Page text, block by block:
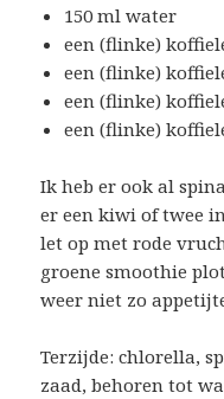
150 ml water
een (flinke)
een (flinke)
een (flinke)
een (flinke)
Ik heb er ook al
er een kiwi of twee
let op met rode
groene smoothie
weer niet zo
Terzijde: chlorella,
zaad, behoren tot